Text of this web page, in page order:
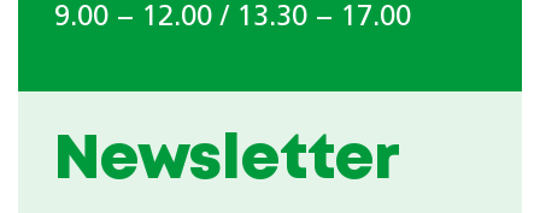
9.00 − 12.00 / 13.30 − 17.00
Newsletter